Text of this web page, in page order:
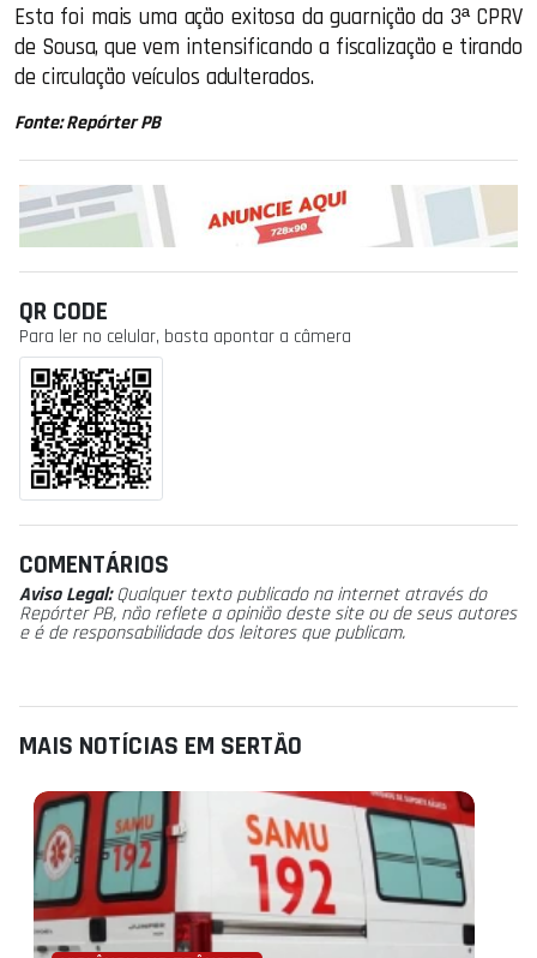
Esta foi mais uma ação exitosa da guarnição da 3ª CPRV
de Sousa, que vem intensificando a fiscalização e tirando
de circulação veículos adulterados.
Fonte: Repórter PB
QR CODE
Para ler no celular, basta apontar a câmera
COMENTÁRIOS
Aviso Legal:Qualquer texto publicado na internet através do
Repórter PB, não reflete a opinião deste site ou de seus autores
e é de responsabilidade dos leitores que publicam.
MAIS NOTÍCIAS EM SERTÃO